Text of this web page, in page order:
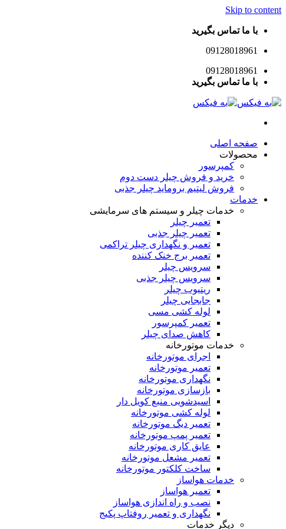
Skip to content
با ما تماس بگیرید
09128018961
09128018961
با ما تماس بگیرید
صفحه اصلی
محصولات
کمپرسور
خرید و فروش چیلر دست دوم
فروش لیتیم بروماید چیلر جذبی
خدمات
خدمات چیلر و سیستم های سرمایشی
تعمیر چیلر
تعمیر چیلر جذبی
تعمیر و نگهداری چیلر تراکمی
تعمیر برج خنک کننده
سرویس چیلر
سرویس چیلر جذبی
ریتیوب چیلر
جابجایی چیلر
لوله کشی مسی
تعمیر کمپرسور
کاهش صدای چیلر
خدمات موتورخانه
اجرای موتورخانه
تعمیر موتورخانه
نگهداری موتورخانه
بازسازی موتورخانه
اسیدشویی منبع کویل دار
لوله کشی موتورخانه
تعمیر دیگ موتورخانه
تعمیر پمپ موتورخانه
عایق کاری موتورخانه
تعمیر مشعل موتورخانه
ساخت کلکتور موتورخانه
خدمات هواساز
تعمیر هواساز
نصب و راه اندازی هواساز
نگهداری و تعمیر روفتاپ پکیج
دیگر خدمات